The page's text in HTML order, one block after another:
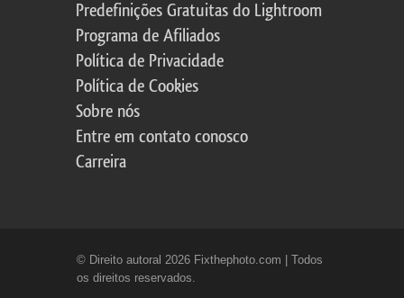
Predefinições Gratuitas do Lightroom
Programa de Afiliados
Política de Privacidade
Política de Cookies
Sobre nós
Entre em contato conosco
Carreira
© Direito autoral 2026 Fixthephoto.com | Todos
os direitos reservados.